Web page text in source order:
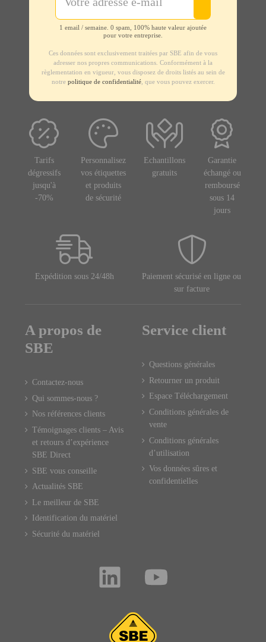
1 email / semaine. 0 spam, 100% haute valeur ajoutée
pour votre entreprise.
Ces données sont exclusivement traitées par SBE afin de vous
adresser nos propres communications. Conformément à la
règlementation en vigueur, vous disposez de droits listés au sein de
notre politique de confidentialité, que vous pouvez exercer.
Tarifs
dégressifs
jusqu'à
-70%
Personnalisez
vos étiquettes
et produits
de sécurité
Echantillons
gratuits
Garantie
échangé ou
remboursé
sous 14
jours
Expédition sous 24/48h
Paiement sécurisé en ligne ou
sur facture
A propos de
SBE
Contactez-nous
Qui sommes-nous ?
Nos références clients
Témoignages clients – Avis
et retours d’expérience
SBE Direct
SBE vous conseille
Actualités SBE
Le meilleur de SBE
Identification du matériel
Sécurité du matériel
Service client
Questions générales
Retourner un produit
Espace Téléchargement
Conditions générales de
vente
Conditions générales
d’utilisation
Vos données sûres et
confidentielles